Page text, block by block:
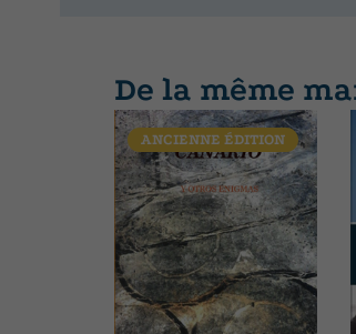
De la même
ANCIENNE ÉDITION